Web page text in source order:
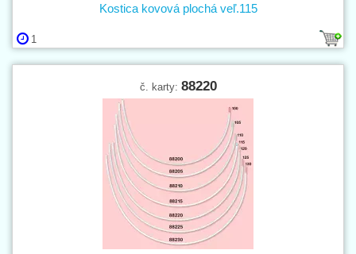
1
Kostica kovová plochá veľ.115
č. karty: 88220